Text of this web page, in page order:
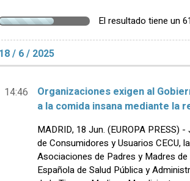
El resultado tiene un
18 / 6 / 2025
14:46
Organizaciones exigen al
a la comida insana mediante la
MADRID, 18 Jun. (EUROPA PRESS)
de Consumidores y Usuarios CECU,
Asociaciones de Padres y Madres
Española de Salud Pública y